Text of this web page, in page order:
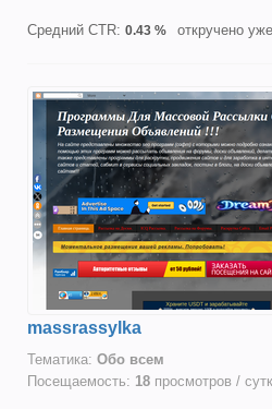
Средний CTR: 0.43 % откручено
massrassylka
Тематика: Oбо всем
Посещаемость: 18 просмотров /